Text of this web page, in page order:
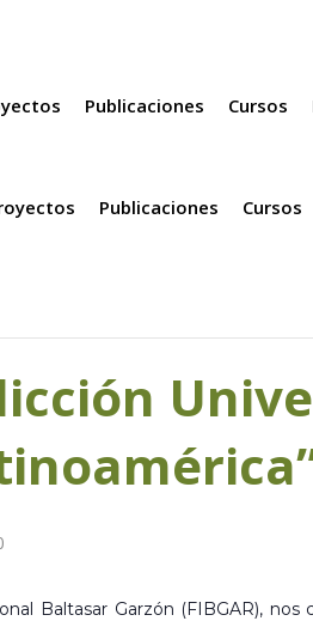
Publicaciones Cursos
Publicaciones Cursos
Baltasar Garzón (FIBGAR),